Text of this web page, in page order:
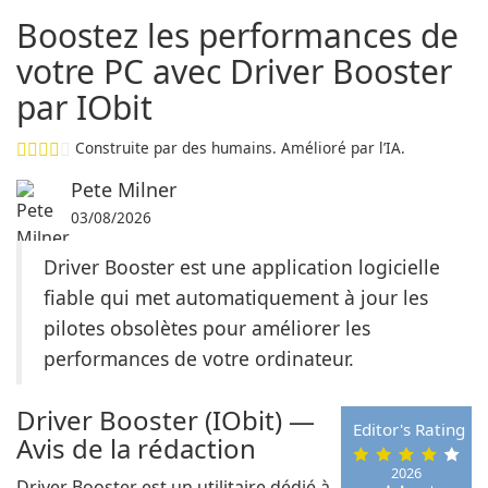
Boostez les performances de
votre PC avec Driver Booster
par IObit
Construite par des humains. Amélioré par l’IA.
Pete Milner
03/08/2026
Driver Booster est une application logicielle
fiable qui met automatiquement à jour les
pilotes obsolètes pour améliorer les
performances de votre ordinateur.
2026
Editor's Rating
Driver Booster (IObit) —
Avis de la rédaction